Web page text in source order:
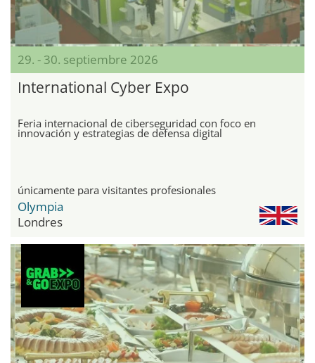
29. - 30. septiembre 2026
International Cyber Expo
Feria internacional de ciberseguridad con foco en
innovación y estrategias de defensa digital
únicamente para visitantes profesionales
Olympia
Londres